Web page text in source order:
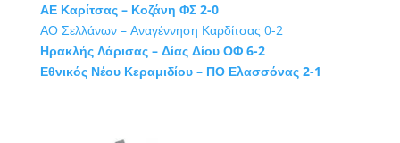
ΑΕ Καρίτσας – Κοζάνη ΦΣ 2-0
ΑΟ Σελλάνων – Αναγέννηση Καρδίτσας 0-2
Ηρακλής Λάρισας – Δίας Δίου ΟΦ 6-2
Εθνικός Νέου Κεραμιδίου – ΠΟ Ελασσόνας 2-1